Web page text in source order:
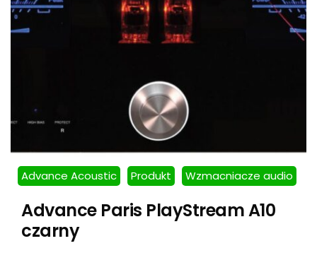
Advance Acoustic Produkt Wzmacniacze audio
Advance Paris PlayStream A10
czarny